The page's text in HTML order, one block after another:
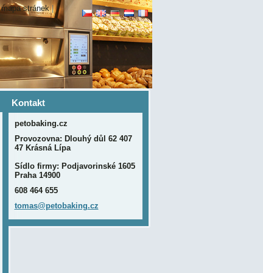
Kontakt
petobaking.cz
Provozovna: Dlouhý důl 62 407
47 Krásná Lípa
Sídlo firmy: Podjavorinské 1605
Praha 14900
608 464 655
tomas@petobaking.cz
mapa stránek |